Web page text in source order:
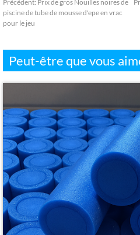
Précédent: Prix ​​de gros Nouilles noires de
piscine de tube de mousse d'epe en vrac
pour le jeu
Peut-être que vous